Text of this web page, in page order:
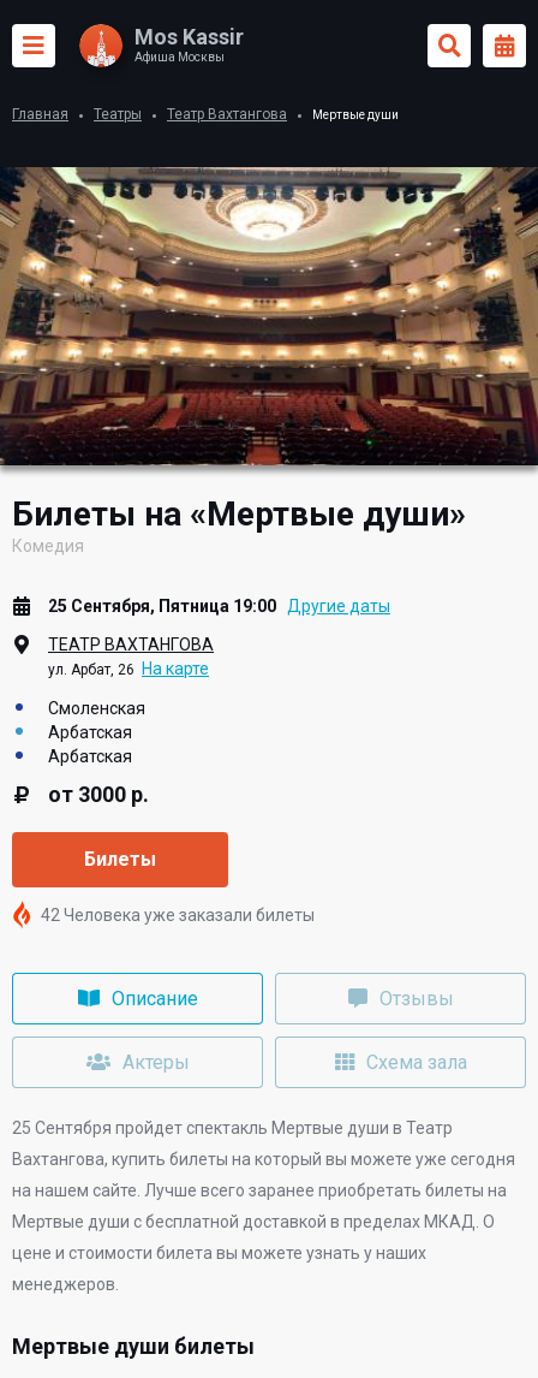
Mos Kassir
Афиша Москвы
Главная Театры Театр Вахтангова Мертвые души
Билеты на «Мертвые души»
Комедия
25 Сентября, Пятница 19:00
Другие даты
ТЕАТР ВАХТАНГОВА
ул. Арбат, 26 На карте
Смоленская
Арбатская
Арбатская
от 3000 р.
Билеты
42 Человека уже заказали билеты
Описание Отзывы
Актеры Схема зала
25 Сентября пройдет спектакль Мертвые души в Театр
Вахтангова, купить билеты на который вы можете уже сегодня
на нашем сайте. Лучше всего заранее приобретать билеты на
Мертвые души с бесплатной доставкой в пределах МКАД. О
цене и стоимости билета вы можете узнать у наших
менеджеров.
Мертвые души билеты